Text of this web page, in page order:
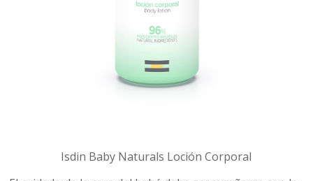
Isdin Baby Naturals Loción Corporal